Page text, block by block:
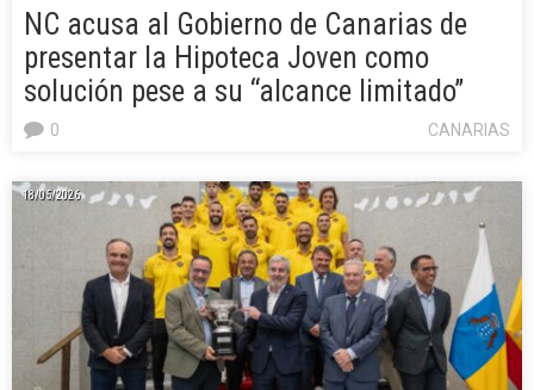
NC acusa al Gobierno de Canarias de
presentar la Hipoteca Joven como
solución pese a su “alcance limitado”
CANARIAS
0
18/05/2026